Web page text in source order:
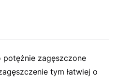
potężnie zagęszczone
tym łatwiej o